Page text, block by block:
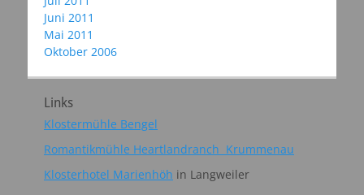
Juni 2011
Mai 2011
Oktober 2006
Links
Klostermühle Bengel
Romantikmühle Heartlandranch Krummenau
Klosterhotel Marienhöh in Langweiler